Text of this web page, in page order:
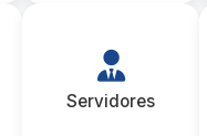
Servidores